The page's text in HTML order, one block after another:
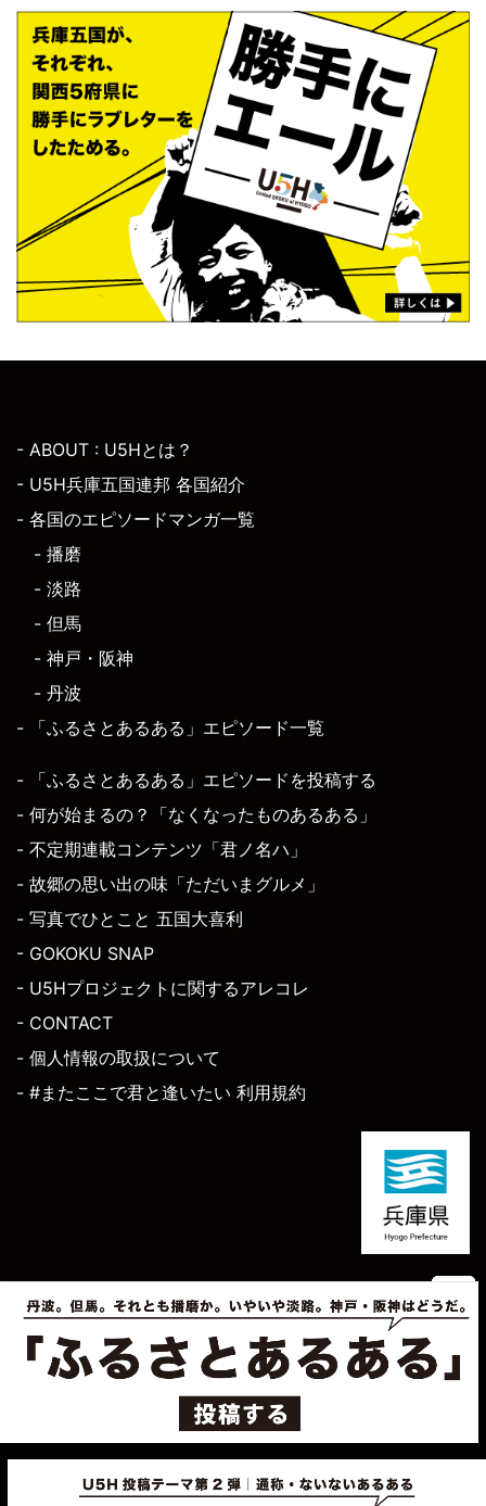
- ABOUT : U5Hとは？
- U5H兵庫五国連邦 各国紹介
- 各国のエピソードマンガ一覧
- 播磨
- 淡路
- 但馬
- 神戸・阪神
- 丹波
- 「ふるさとあるある」エピソード一覧
- 「ふるさとあるある」エピソードを投稿する
- 何が始まるの？「なくなったものあるある」
- 不定期連載コンテンツ「君ノ名ハ」
- 故郷の思い出の味「ただいまグルメ」
- 写真でひとこと 五国大喜利
- GOKOKU SNAP
- U5Hプロジェクトに関するアレコレ
- CONTACT
- 個人情報の取扱について
- #またここで君と逢いたい 利用規約